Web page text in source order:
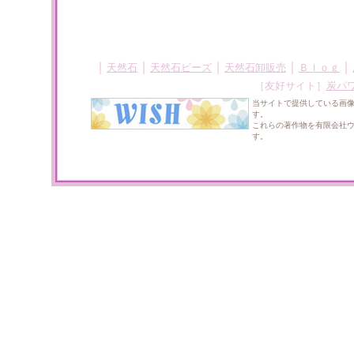
天然石 天然石ビーズ 天然石卸販売 Ｂｌｏｇ
［友好サイト］ 炭パ
当サイトで提供している画
す。
これらの著作物を有限会社
す。